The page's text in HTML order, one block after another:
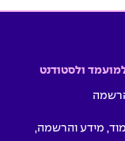
ולסטודנט
מידע והרשמה,